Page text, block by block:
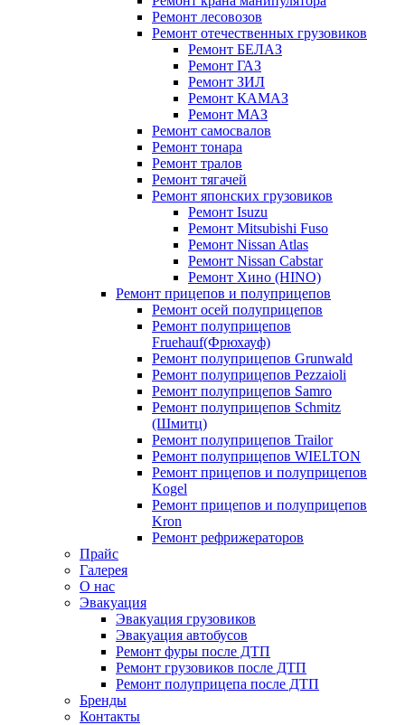
Ремонт лесовозов
Ремонт отечественных грузовиков
Ремонт БЕЛАЗ
Ремонт ГАЗ
Ремонт ЗИЛ
Ремонт КАМАЗ
Ремонт МАЗ
Ремонт самосвалов
Ремонт тонара
Ремонт тралов
Ремонт тягачей
Ремонт японских грузовиков
Ремонт Isuzu
Ремонт Mitsubishi Fuso
Ремонт Nissan Atlas
Ремонт Nissan Cabstar
Ремонт Хино (HINO)
Ремонт прицепов и полуприцепов
Ремонт осей полуприцепов
Ремонт полуприцепов
Fruehauf(Фрюхауф)
Ремонт полуприцепов Grunwald
Ремонт полуприцепов Pezzaioli
Ремонт полуприцепов Samro
Ремонт полуприцепов Schmitz
(Шмитц)
Ремонт полуприцепов Trailor
Ремонт полуприцепов WIELTON
Ремонт прицепов и полуприцепов
Kogel
Ремонт прицепов и полуприцепов
Kron
Ремонт рефрижераторов
Прайс
Галерея
О нас
Эвакуация
Эвакуация грузовиков
Эвакуация автобусов
Ремонт фуры после ДТП
Ремонт грузовиков после ДТП
Ремонт полуприцепа после ДТП
Бренды
Контакты